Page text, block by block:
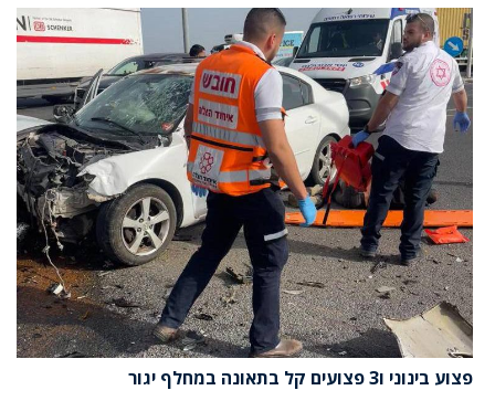
פצוע בינוני ו3 פצועים קל בתאונה במחלף יגור